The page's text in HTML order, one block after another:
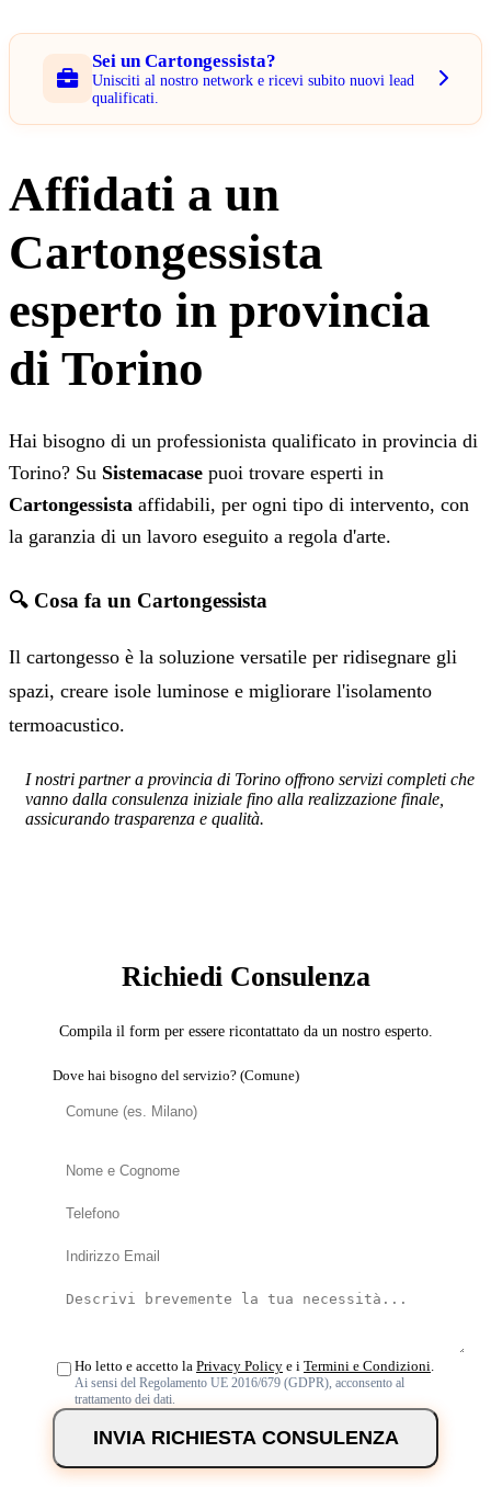
Sei un Cartongessista?
Unisciti al nostro network e ricevi subito nuovi lead
qualificati.
Affidati a un
Cartongessista
esperto in provincia
di Torino
Hai bisogno di un professionista qualificato in provincia di
Torino? Su Sistemacase puoi trovare esperti in
Cartongessista affidabili, per ogni tipo di intervento, con
la garanzia di un lavoro eseguito a regola d'arte.
🔍 Cosa fa un Cartongessista
Il cartongesso è la soluzione versatile per ridisegnare gli
spazi, creare isole luminose e migliorare l'isolamento
termoacustico.
I nostri partner a provincia di Torino offrono servizi completi che
vanno dalla consulenza iniziale fino alla realizzazione finale,
assicurando trasparenza e qualità.
Richiedi Consulenza
Compila il form per essere ricontattato da un nostro esperto.
Dove hai bisogno del servizio? (Comune)
Ho letto e accetto la Privacy Policy e i Termini e Condizioni
Ai sensi del Regolamento UE 2016/679 (GDPR), acconsento al
trattamento dei dati.
INVIA RICHIESTA CONSULENZA